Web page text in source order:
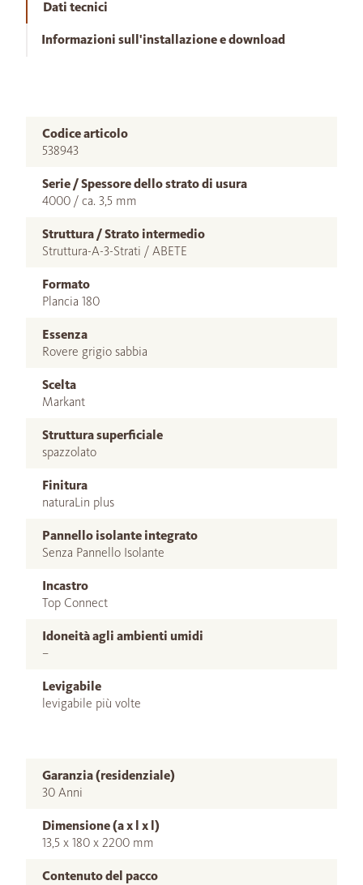
Dati tecnici
Informazioni sull'installazione e download
Codice articolo
538943
Serie / Spessore dello strato di usura
4000 / ca. 3,5 mm
Struttura / Strato intermedio
Struttura-A-3-Strati / ABETE
Formato
Plancia 180
Essenza
Rovere grigio sabbia
Scelta
Markant
Struttura superficiale
spazzolato
Finitura
naturaLin plus
Pannello isolante integrato
Senza Pannello Isolante
Incastro
Top Connect
Idoneità agli ambienti umidi
–
Levigabile
levigabile più volte
Garanzia (residenziale)
30 Anni
Dimensione (a x l x l)
13,5 x 180 x 2200 mm
Contenuto del pacco